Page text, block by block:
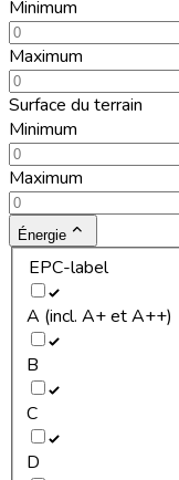
Minimum
Maximum
Surface du terrain
Minimum
Maximum
Énergie
EPC-label
A (incl. A+ et A++)
B
C
D